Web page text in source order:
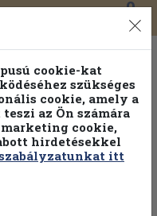
0
cookie-kat
szükséges
cookie, amely a
az Ön számára
marketing cookie,
hirdetésekkel
itt